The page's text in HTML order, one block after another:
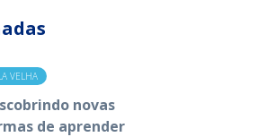
VELHA
novas
de aprender